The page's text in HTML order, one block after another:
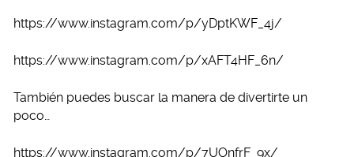
https://www.instagram.com/p/yDptKWF_4j/
https://www.instagram.com/p/xAFT4HF_6n/
También puedes buscar la manera de divertirte un
poco…
https://www.instagram.com/p/7UOnfrF_9x/